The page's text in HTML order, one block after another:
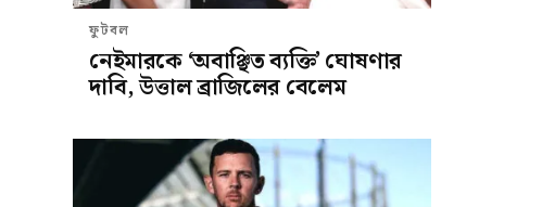
ফুটবল
নেইমারকে ‘অবাঞ্ছিত ব্যক্তি’ ঘোষণার
দাবি, উত্তাল ব্রাজিলের বেলেম